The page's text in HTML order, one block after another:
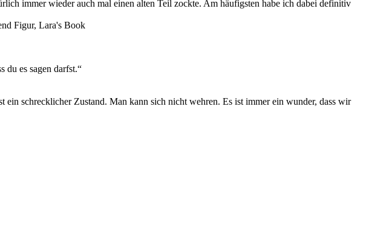
immer wieder auch mal einen alten Teil zockte. Am häufigsten habe ich dabei definitiv
Figur, Lara's Book
du es sagen darfst.“
schrecklicher Zustand. Man kann sich nicht wehren. Es ist immer ein wunder, dass wir